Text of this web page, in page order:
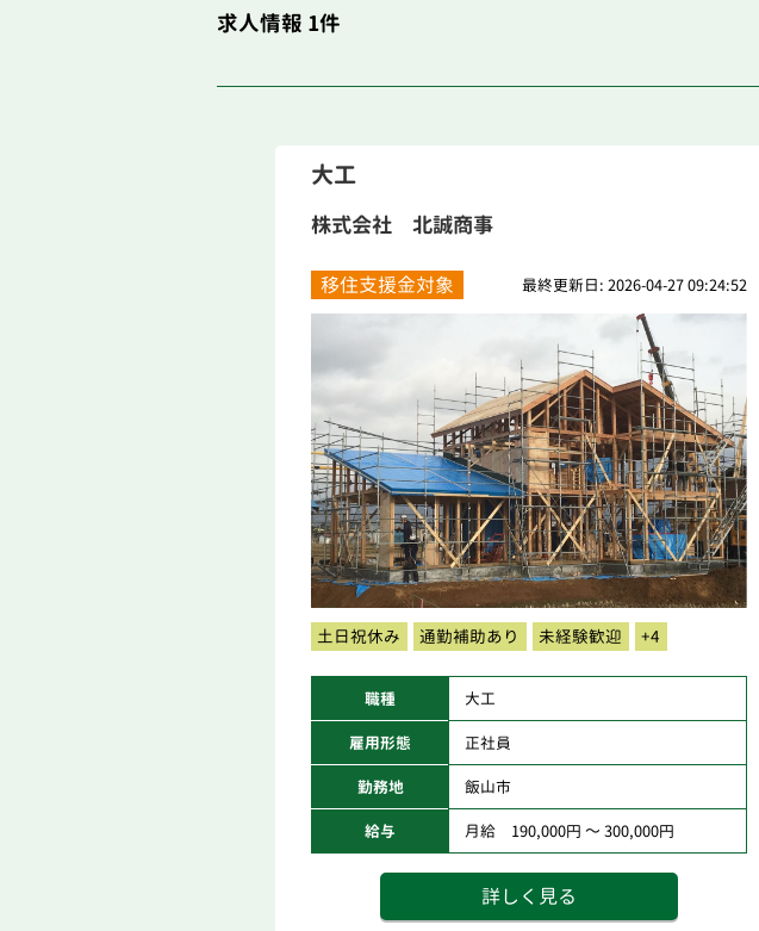
求人情報 1件
大工
株式会社 北誠商事
移住支援金対象 最終更新日: 2026-04-27 09:24:52
土日祝休み 通勤補助あり 未経験歓迎 +4
職種 大工
雇用形態 正社員
勤務地 飯山市
給与 月給 190,000円 ～ 300,000円
詳しく見る